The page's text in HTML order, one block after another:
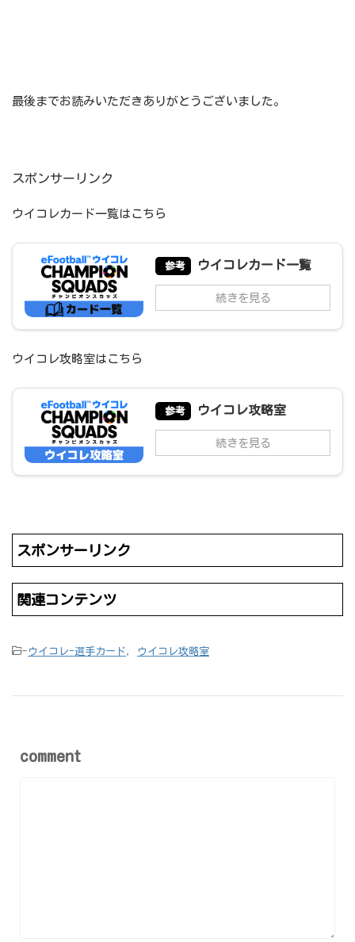
最後までお読みいただきありがとうございました。
スポンサーリンク
ウイコレカード一覧はこちら
参考 ウイコレカード一覧
続きを見る
ウイコレ攻略室はこちら
参考 ウイコレ攻略室
続きを見る
スポンサーリンク
関連コンテンツ
-ウイコレ-選手カード , ウイコレ攻略室
comment